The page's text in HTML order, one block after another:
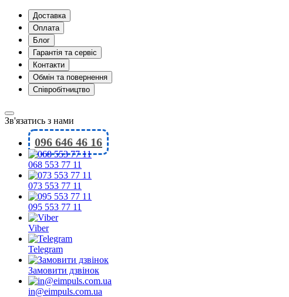
Доставка
Оплата
Блог
Гарантія та сервіс
Контакти
Обмін та повернення
Співробітництво
Зв'язатись з нами
096 646 46 16
068 553 77 11
073 553 77 11
095 553 77 11
Viber
Telegram
Замовити дзвінок
in@eimpuls.com.ua